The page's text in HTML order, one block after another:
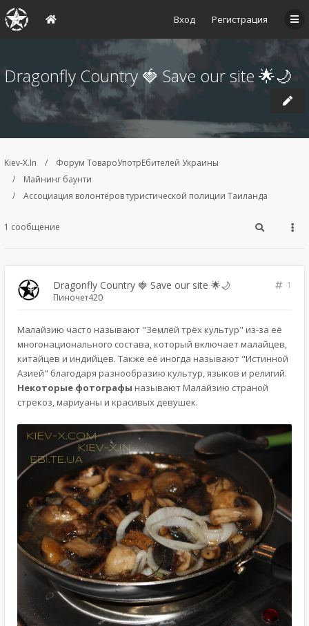
Вход Регистрация
Dragonfly Country 🍓 Save our site 🌟🌙
Kiev-X.In
Форум ТовароУпотрЕбителей Украины
Майнинг баунти
Ассоциация волонтёров туристической полиции Таиланда
1 сообщение
Dragonfly Country 🍓 Save our site 🌟🌙
1
Пиночет420
Малайзию часто называют "Землёй трёх культур" из-за её
многонационального состава, который включает малайцев,
китайцев и индийцев. Также её иногда называют "Истинной
Азией" благодаря разнообразию культур, языков и религий.
Некоторые фотографы называют Малайзию страной
стрекоз, мариуаны и красивых девушек.